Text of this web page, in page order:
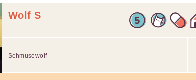
Wolf S
Schmusewolf